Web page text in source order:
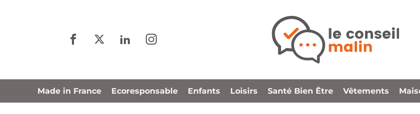
Made in France Ecoresponsable Enfants Loisirs Santé Bien Être Vêtements